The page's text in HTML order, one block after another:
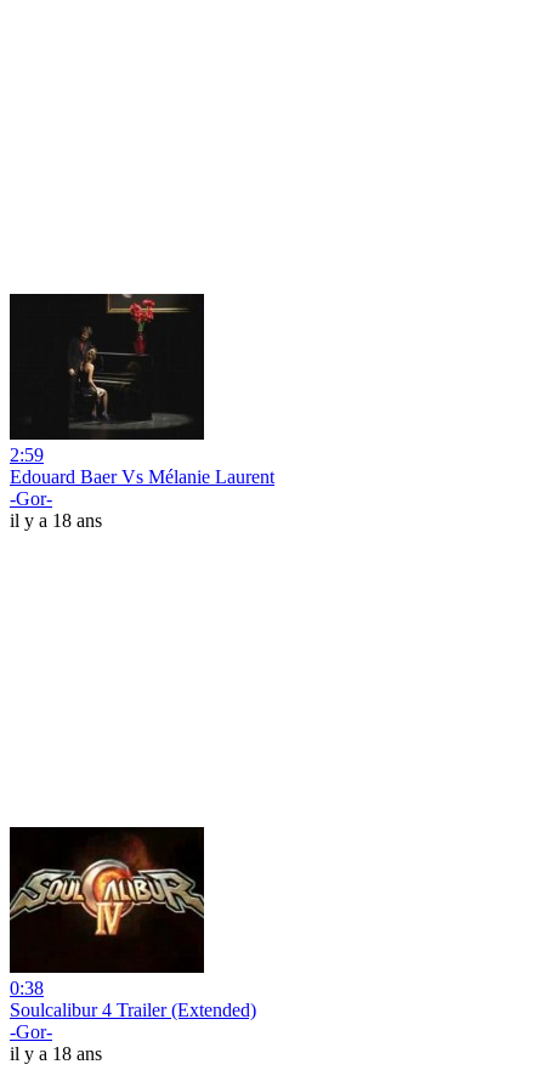
2:59
Edouard Baer Vs Mélanie Laurent
-Gor-
il y a 18 ans
0:38
Soulcalibur 4 Trailer (Extended)
-Gor-
il y a 18 ans